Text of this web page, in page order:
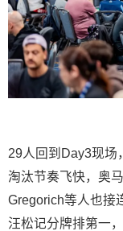
29人回到Day3现场
淘汰节奏飞快，奥
Gregorich等人也接
汪松记分牌排第一